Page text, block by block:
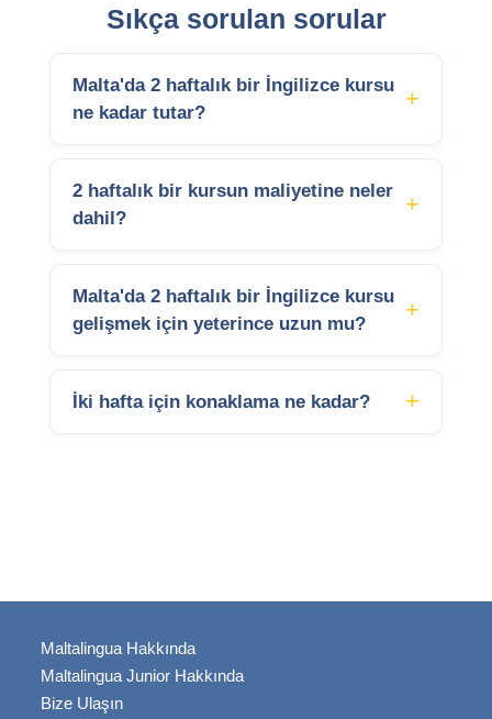
Sıkça sorulan sorular
Malta'da 2 haftalık bir İngilizce kursu
ne kadar tutar?
2 haftalık bir kursun maliyetine neler
dahil?
Malta'da 2 haftalık bir İngilizce kursu
gelişmek için yeterince uzun mu?
İki hafta için konaklama ne kadar?
Maltalingua Hakkında
Maltalingua Junior Hakkında
Bize Ulaşın